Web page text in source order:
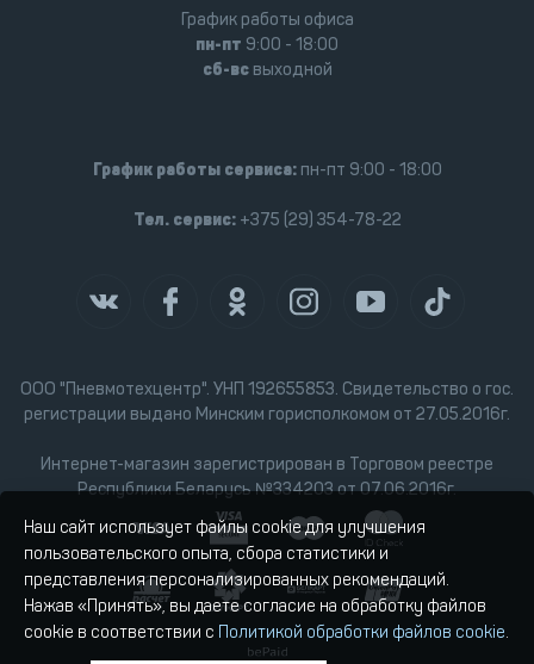
ООО "Пневмотехцентр". УНП 192655853. Свидетельство о гос.
регистрации выдано Минским горисполкомом от 27.05.2016г.
Интернет-магазин зарегистрирован в Торговом реестре
Республики Беларусь №334203 от 07.06.2016г.
График работы офиса
пн-пт 9:00 - 18:00
сб-всвыходной
График работы сервиса:пн-пт 9:00 - 18:00
Тел. сервис:+375 (29) 354-78-22
Наш сайт использует файлы cookie для улучшения
пользовательского опыта, сбора статистики и
представления персонализированных рекомендаций.
Нажав «Принять», вы даете согласие на обработку файлов
cookie в соответствии с Политикой обработки файлов cookie.